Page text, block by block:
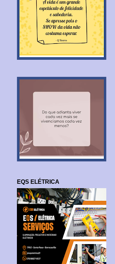
EQS ELÉTRICA